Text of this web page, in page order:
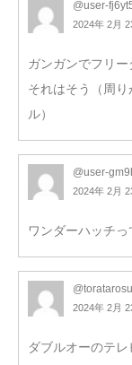
@user-
2024年 2月
ガンガンでフリ
それはそう（周
ル）
@user-
2024年 2月
ワンダーハッチ
@toratarosu
2024年 2月
ダブルオーのテ